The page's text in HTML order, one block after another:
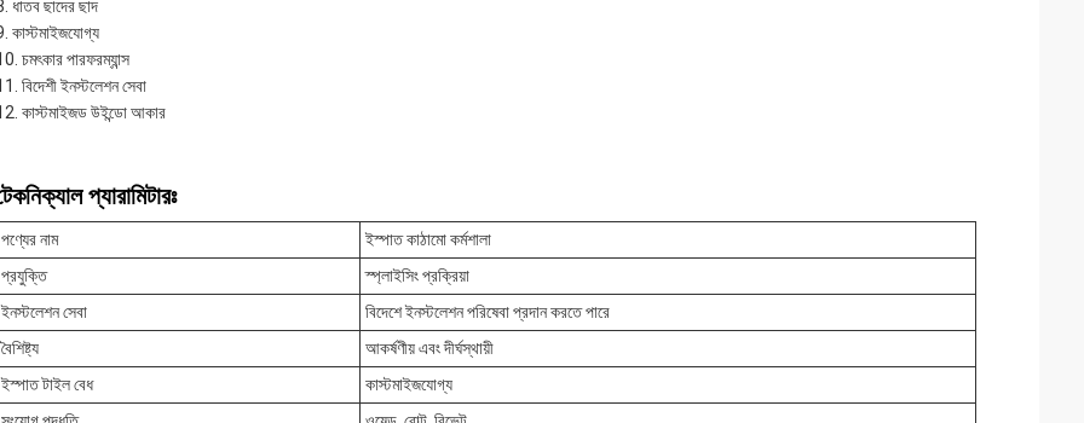
ধাতব ছাদের ছাদ
কাস্টমাইজযোগ্য
চমৎকার পারফরম্যান্স
বিদেশী ইনস্টলেশন সেবা
কাস্টমাইজড উইন্ডো আকার
প্যারামিটারঃ
পণ্যের নাম
ইস্পাত কাঠামো কর্মশালা
প্রযুক্তি
স্প্লাইসিং প্রক্রিয়া
ইনস্টলেশন সেবা
বিদেশে ইনস্টলেশন পরিষেবা প্রদান করতে পারে
বৈশিষ্ট্য
আকর্ষণীয় এবং দীর্ঘস্থায়ী
ইস্পাত টাইল বেধ
কাস্টমাইজযোগ্য